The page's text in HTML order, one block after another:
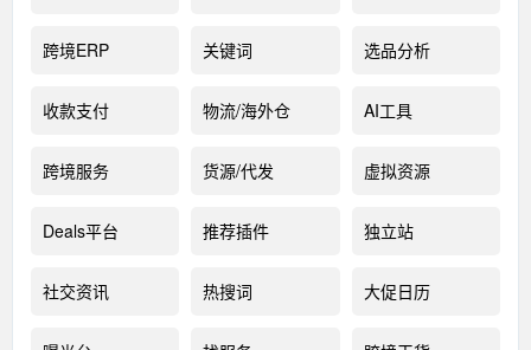
跨境ERP 关键词 选品分析
收款支付 物流/海外仓 AI工具
跨境服务 货源/代发 虚拟资源
Deals平台 推荐插件 独立站
社交资讯 热搜词 大促日历